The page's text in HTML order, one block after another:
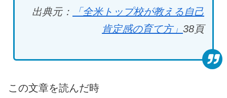
出典元：
「全米トップ校が教える自己
肯定感の育て方」 38頁
この文章を読んだ時